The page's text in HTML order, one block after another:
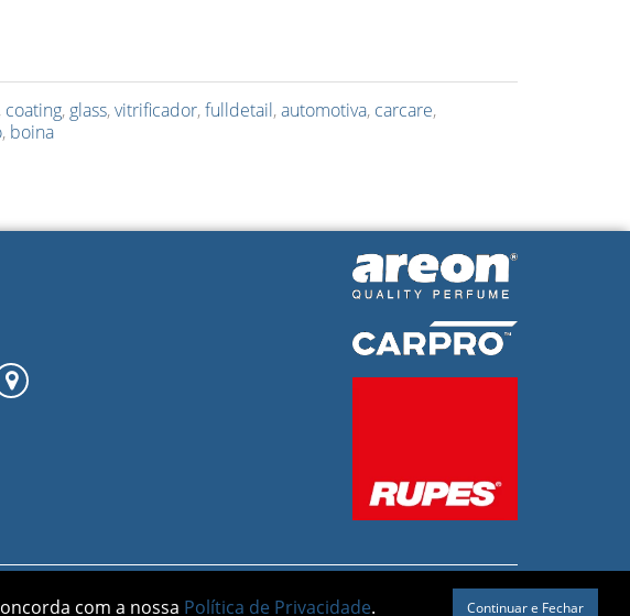
, coating, glass,vitrificador,fulldetail,automotiva, carcare,
, boina
com a nossa Política de Privacidade. Continuar e Fechar